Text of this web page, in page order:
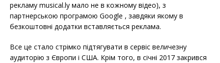
рекламу musical.ly мало не в кожному відео), з
партнерською програмою Google , завдяки якому в
безкоштовні додатки вставляється реклама.
Все це стало стрімко підтягувати в сервіс величезну
аудиторію з Європи і США. Крім того, в січні 2017 закрився